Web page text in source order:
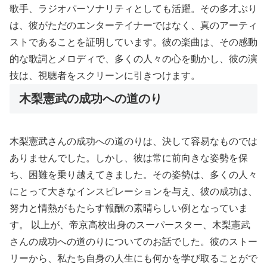
歌手、ラジオパーソナリティとしても活躍。その多才ぶり
は、彼がただのエンターテイナーではなく、真のアーティ
ストであることを証明しています。彼の楽曲は、その感動
的な歌詞とメロディで、多くの人々の心を動かし、彼の演
技は、視聴者をスクリーンに引きつけます。
木梨憲武の成功への道のり
木梨憲武さんの成功への道のりは、決して容易なものでは
ありませんでした。しかし、彼は常に前向きな姿勢を保
ち、困難を乗り越えてきました。その姿勢は、多くの人々
にとって大きなインスピレーションを与え、彼の成功は、
努力と情熱がもたらす報酬の素晴らしい例となっていま
す。 以上が、帝京高校出身のスーパースター、木梨憲武
さんの成功への道のりについてのお話でした。彼のストー
リーから、私たち自身の人生にも何かを学び取ることがで